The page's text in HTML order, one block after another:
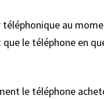
au
le téléphone en
le téléphone